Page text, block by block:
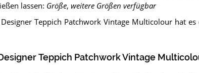
lassen: Größe, weitere Größen verfügbar
Teppich Patchwork Vintage Multicolour hat
Teppich Patchwork Vintage